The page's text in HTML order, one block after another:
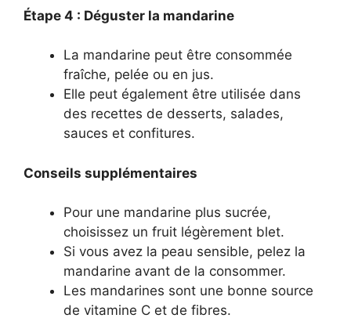
Étape 4 : Déguster la mandarine
La mandarine peut être consommée
fraîche, pelée ou en jus.
Elle peut également être utilisée dans
des recettes de desserts, salades,
sauces et confitures.
Conseils supplémentaires
Pour une mandarine plus sucrée,
choisissez un fruit légèrement blet.
Si vous avez la peau sensible, pelez la
mandarine avant de la consommer.
Les mandarines sont une bonne source
de vitamine C et de fibres.